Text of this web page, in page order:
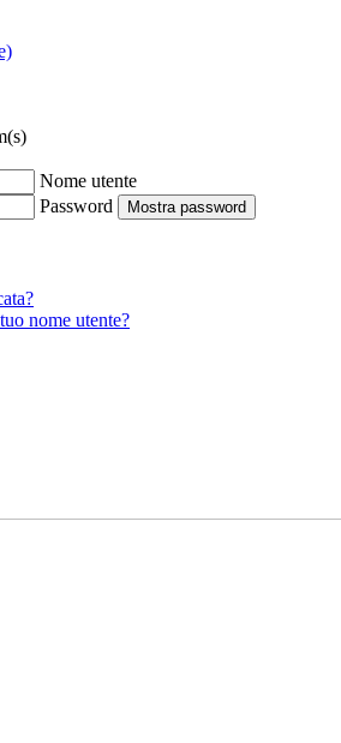
Nome utente
Password
Mostra password
nome utente?